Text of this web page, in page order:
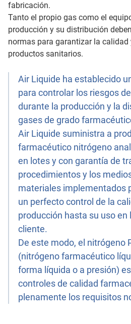
fabricación.
Tanto el propio gas como el
producción y su distribución
normas para garantizar la calidad
productos sanitarios.
Air Liquide ha establecido
para controlar los riesgos
durante la producción y la
gases de grado
Air Liquide suministra a
farmacéutico nitrógeno
en lotes y con garantía de
procedimientos y los
materiales implementados
un perfecto control de la
producción hasta su uso
cliente.
De este modo, el nitrógeno
(nitrógeno farmacéutico
forma líquida o a presión)
controles de calidad
plenamente los requisitos